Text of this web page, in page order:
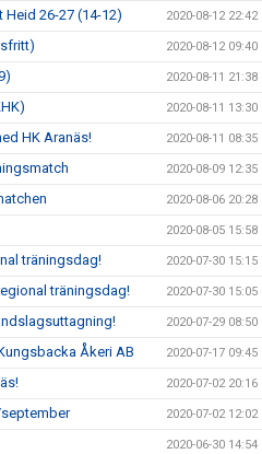
26-27 (14-12) 2020-08-12 22:42
2020-08-12 09:40
2020-08-11 21:38
2020-08-11 13:30
HK Aranäs! 2020-08-11 08:35
2020-08-09 12:35
2020-08-06 20:28
2020-08-05 15:58
träningsdag! 2020-07-30 15:15
träningsdag! 2020-07-30 15:05
2020-07-29 08:50
Åkeri AB 2020-07-17 09:45
2020-07-02 20:16
2020-07-02 12:02
2020-06-30 14:54